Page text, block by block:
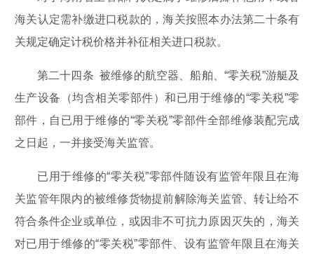
海关认定需补缴进口税款的，海关按照本办法第二十条有
关规定确定计税价格并补征相关进口税款。
第二十四条 被维修的航空器、船舶、“零关税”游艇及
生产设备（均含相关零部件）和已用于维修的“零关税”零
部件，自已用于维修的“零关税”零部件全部维修装配完成
之日起，一并接受海关监管。
已用于维修的“零关税”零部件随设有监管年限且在海
关监管年限内的被维修货物提前解除海关监管、转让给不
符合条件企业或单位，或因非不可抗力原因灭失的，海关
对已用于维修的“零关税”零部件、设有监管年限且在海关